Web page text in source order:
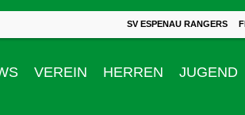
SV ESPENAU RANGERS
VEREIN HERREN JUGEND